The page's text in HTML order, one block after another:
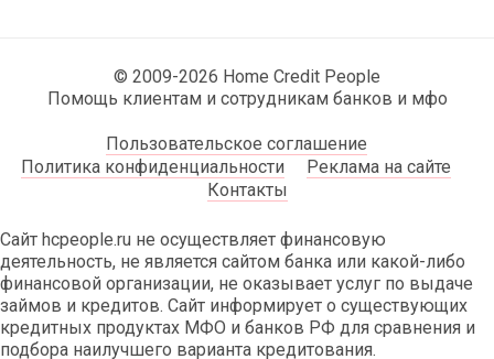
© 2009-2026 Home Credit People
Помощь клиентам и сотрудникам банков и мфо
Пользовательское соглашение
Политика конфиденциальности
Реклама на сайте
Контакты
Сайт hcpeople.ru не осуществляет финансовую
деятельность, не является сайтом банка или какой-либо
финансовой организации, не оказывает услуг по выдаче
займов и кредитов. Сайт информирует о существующих
кредитных продуктах МФО и банков РФ для сравнения и
подбора наилучшего варианта кредитования.